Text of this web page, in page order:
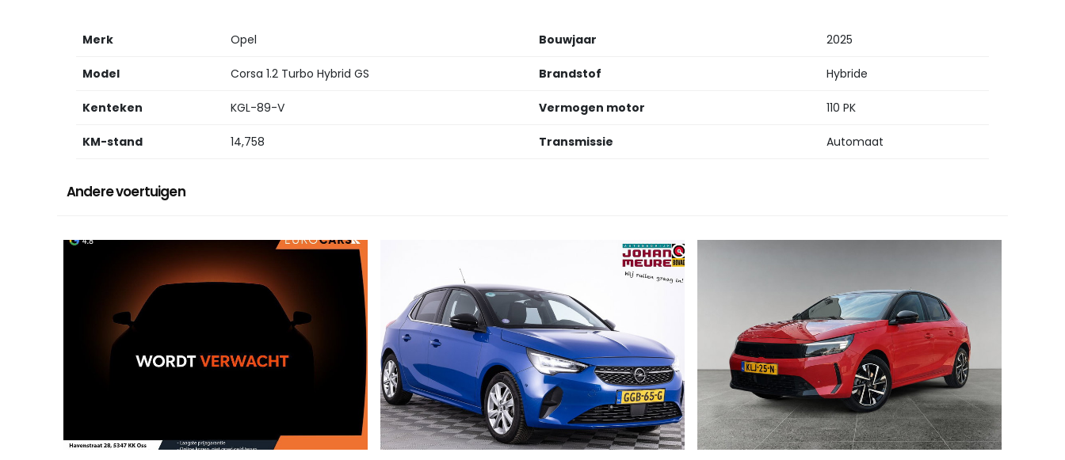
Merk Opel
Model Corsa 1.2 Turbo Hybrid GS
Kenteken KGL-89-V
KM-stand 14,758
Bouwjaar 2025
Brandstof Hybride
Vermogen motor 110 PK
Transmissie Automaat
Andere voertuigen